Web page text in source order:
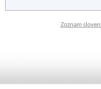
Zoznam